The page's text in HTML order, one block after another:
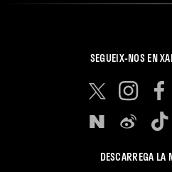
SEGUEIX-NOS EN
DESCARREGA LA